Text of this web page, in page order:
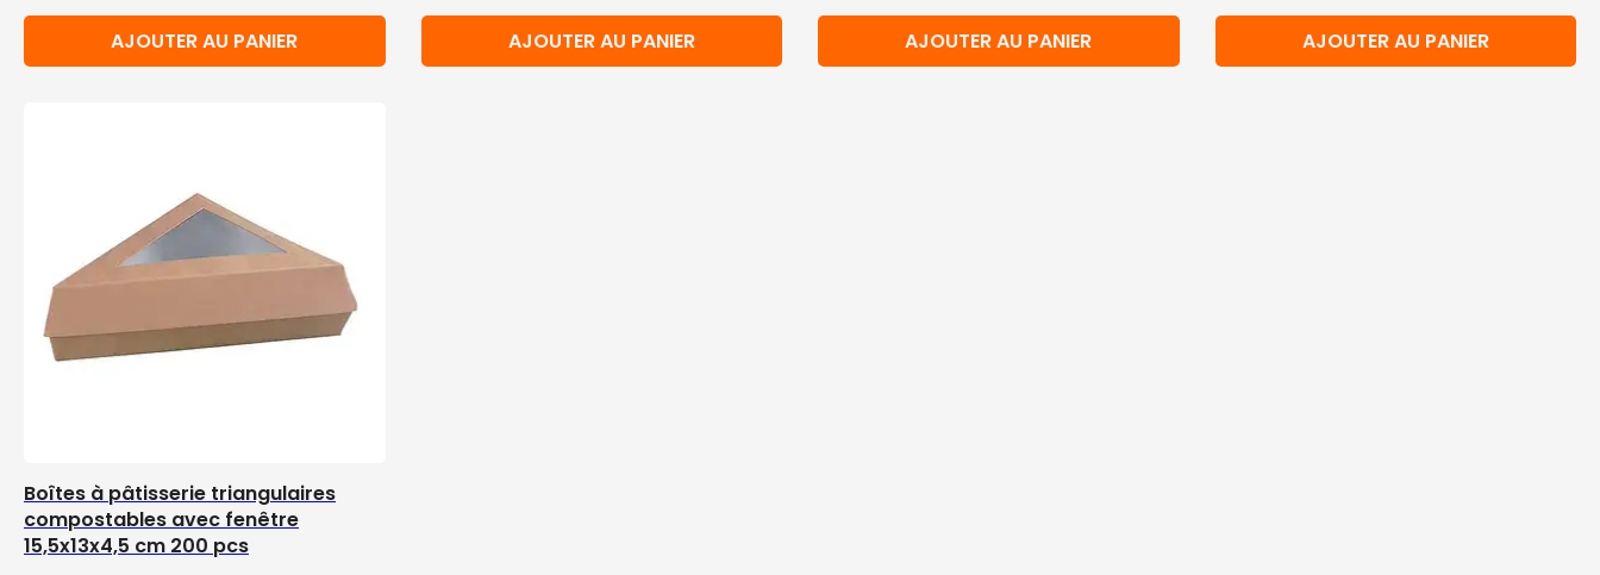
AJOUTER AU PANIER AJOUTER AU PANIER AJOUTER AU PANIER AJOUTER AU PANIER
Boîtes à pâtisserie triangulaires
compostables avec fenêtre
15,5x13x4,5 cm 200 pcs